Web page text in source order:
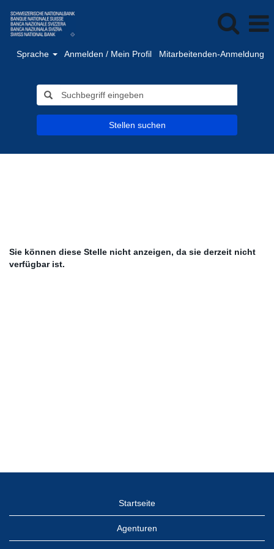
Sprache Anmelden / Mein Profil Mitarbeitenden-Anmeldung
Stellen suchen
Sie können diese Stelle nicht anzeigen, da sie derzeit nicht
verfügbar ist.
Startseite
Agenturen